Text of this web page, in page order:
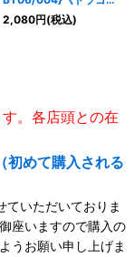
エンパイア》
2,080円(税込)
。各店頭との在
初めて購入される
いただいておりま
座いますので購入の
うお願い申し上げま